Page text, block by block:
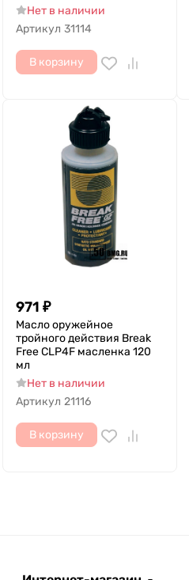
Нет в наличии
Артикул 31114
В корзину
971 ₽
Масло оружейное
тройного действия Break
Free CLP4F масленка 120
мл
Нет в наличии
Артикул 21116
В корзину